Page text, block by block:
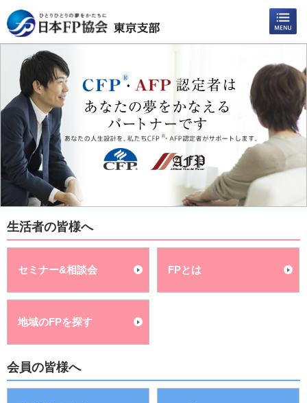
生活者の皆様へ
セミナー&相談会 FPとは
地域のFPを探す
会員の皆様へ